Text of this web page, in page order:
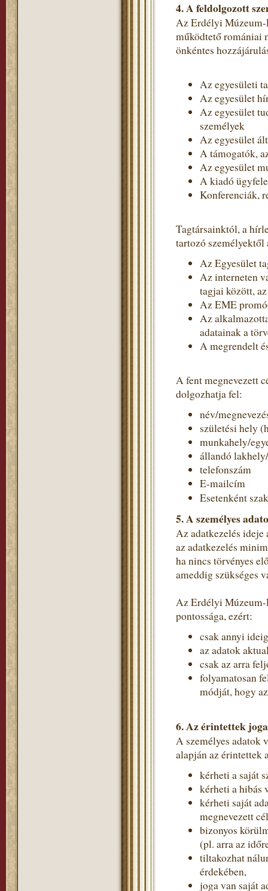
4.A feldolgozott
Az Erdélyi Múzeum-
működtető romániai
önkéntes
Az egyesületi
Az egyesület
Az egyesület
személyek
Az egyesület
A támogatók,
Az egyesület
A kiadó
Konferenciák,
Tagtársainktól, a
tartozó
Az Egyesület
Az interneten
tagjai között,
Az EME
Az
adatainak a
A megrendelt
A fent megnevezett
dolgozhatja fel:
név/
születési hely
munkahely/
állandó
telefonszám
E-mailcím
Esetenként
5. A személyes
Az adatkezelés ideje
az adatkezelés
ha nincs törvényes
ameddig szükséges
Az Erdélyi Múzeum-
pontossága, ezért:
csak annyi
az adatok
csak az arra
folyamatosan
módját, hogy
6. Az érintettek
A személyes adatok
alapján az érintettek
kérheti a saját
kérheti a hibás
kérheti saját
megnevezett
bizonyos
(pl. arra az
tiltakozhat
érdekében,
joga van saját